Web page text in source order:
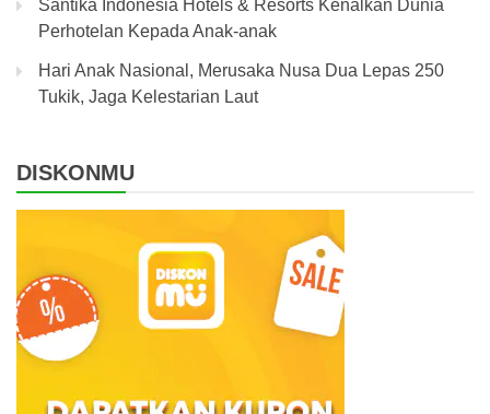
Santika Indonesia Hotels & Resorts Kenalkan Dunia
Perhotelan Kepada Anak-anak
Hari Anak Nasional, Merusaka Nusa Dua Lepas 250
Tukik, Jaga Kelestarian Laut
DISKONMU